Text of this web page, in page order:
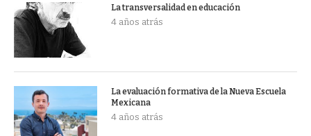
La transversalidad en educación
4 años atrás
La evaluación formativa de la Nueva Escuela
Mexicana
4 años atrás